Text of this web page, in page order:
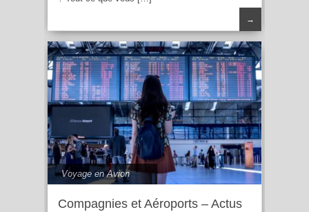
→
Voyage en Avion
Compagnies et Aéroports – Actus